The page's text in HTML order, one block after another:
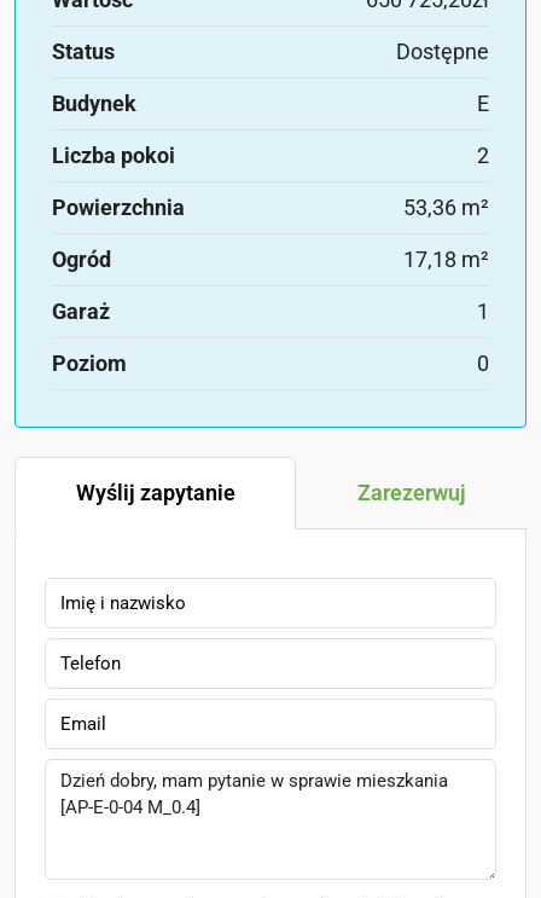
Status Dostępne
Budynek E
Liczba pokoi 2
Powierzchnia 53,36 m²
Ogród 17,18 m²
Garaż 1
Poziom 0
Wyślij zapytanie Zarezerwuj